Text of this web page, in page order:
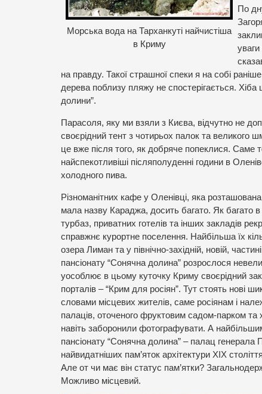
Морська вода на Тарханкуті найчистіша
в Криму
По
на правду. Такої страшної спеки я на собі
дерева поблизу пляжу не спостерігається.
долини”.
Парасоля, яку ми взяли з Києва, відчутно не
своєрідний тент з чотирьох палок та великого
це вже після того, як добряче попеклися. Саме
найспекотливіші післяполуденні години в
холодного пива.
Різноманітних кафе у Оленівці, яка
мала назву Караджа, досить багато. Як багато в
турбаз, приватних готелів та інших закладів
справжнє курортне поселення. Найбільша їх
озера Лиман та у північно-західній, новій,
пансіонату “Сонячна долина” розрослося
уособлює в цьому куточку Криму своєрідний
порталів – “Крим для росіян”. Тут стоять нові
словами місцевих жителів, саме росіянам і
палаців, оточеного фруктовим садом-парком
навіть заборонили фотографувати. А
пансіонату “Сонячна долина” – палац генерала
найвидатніших пам’яток архітектури ХІХ
Але от чи має він статус пам’ятки?
Можливо місцевий.